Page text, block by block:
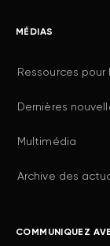
MÉDIAS
Ressources pour
Dernières
Multimédia
Archive des
COMMUNIQUEZ